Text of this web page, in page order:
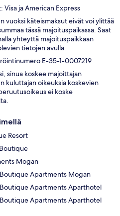
ja American Express
vuoksi käteismaksut eivät voi ylittää
tässä majoituspaikassa. Saat
yhteyttä majoituspaikkaan
tietojen avulla.
E-35-1-0007219
sinua koskee majoittajan
kuluttajan oikeuksia koskevien
ei koske
Resort
Mogan
Apartments Mogan
Apartments Aparthotel
Apartments Aparthotel